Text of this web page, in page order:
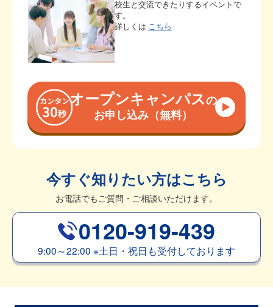
校生と交流できたりするイベントで
す。
詳しくは こちら
オープンキャンパスの
お申し込み（無料）
今すぐ知りたい方はこちら
お電話でもご質問・ご相談いただけます。
0120-919-439
9:00～22:00 ※土日・祝日も受付しております